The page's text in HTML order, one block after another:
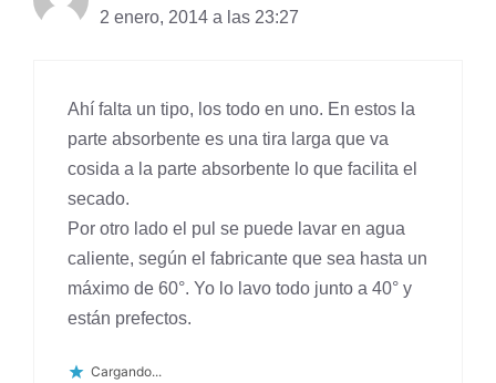
2 enero, 2014 a las 23:27
Ahí falta un tipo, los todo en uno. En estos la
parte absorbente es una tira larga que va
cosida a la parte absorbente lo que facilita el
secado.
Por otro lado el pul se puede lavar en agua
caliente, según el fabricante que sea hasta un
máximo de 60°. Yo lo lavo todo junto a 40° y
están prefectos.
Cargando...